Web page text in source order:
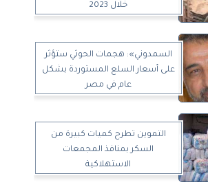
خلال 2023
السمدوني»: هجمات الحوثي ستؤثر
على أسعار السلع المستوردة بشكل
عام في مصر
التموين تطرح كميات كبيرة من
السكر بمنافذ المجمعات
الاستهلاكية